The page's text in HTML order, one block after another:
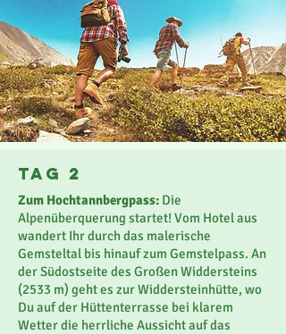
Tag 2
Zum Hochtannbergpass: Die
Alpenüberquerung startet! Vom Hotel aus
wandert Ihr durch das malerische
Gemsteltal bis hinauf zum Gemstelpass. An
der Südostseite des Großen Widdersteins
(2533 m) geht es zur Widdersteinhütte, wo
Du auf der Hüttenterrasse bei klarem
Wetter die herrliche Aussicht auf das